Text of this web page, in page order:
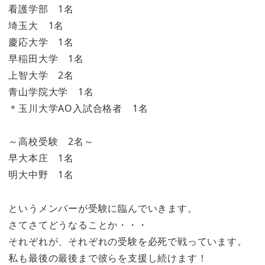
看護学部 1名
埼玉大 1名
慶応大学 1名
早稲田大学 1名
上智大学 2名
青山学院大学 1名
＊玉川大学AO入試合格者 1名
～高校受験 2名～
早大本庄 1名
明大中野 1名
というメンバーが受験に臨んでいきます。
さてさてどうなることか・・・
それぞれが、それぞれの受験を必死で戦っています。
私も最後の最後まで彼らを支援し続けます！